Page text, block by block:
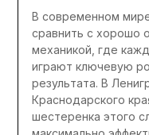
В современном
сравнить с хорошо
механикой, где
играют ключевую
результата. В
Краснодарского
шестеренка этого